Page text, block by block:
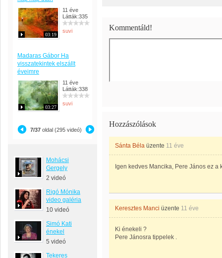
03:19
11 éve
Látták:335
suvi
Madaras Gábor Ha
visszatekintek elszállt
éveimre
03:27
11 éve
Látták:338
suvi
7/37 oldal (295 videó)
Mohácsi
Gergely
2 videó
Rigó Mónika
video galéria
10 videó
Simó Kati
énekel
5 videó
Tekeres
Kommentáld!
Hozzászólások
Sánta Béla üzente 11 éve
Igen kedves Mancika, Pere János ez a
Keresztes Manci üzente 11 éve
Ki énekeli ?
Pere Jánosra tippelek .